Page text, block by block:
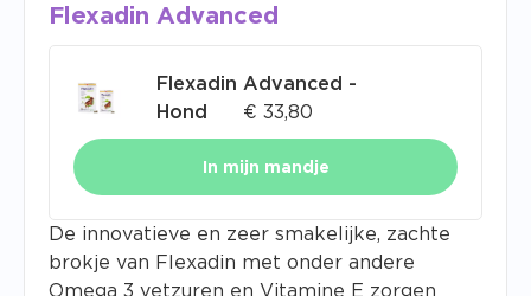
Flexadin Advanced
Flexadin Advanced -
Hond
€ 33,80
In mijn mandje
De innovatieve en zeer smakelijke, zachte
brokje van Flexadin met onder andere
Omega 3 vetzuren en Vitamine E zorgen